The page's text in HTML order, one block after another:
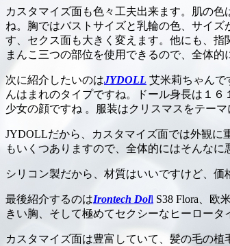
カスタマイズ面も色々工夫出来ます。肌の
ね。胸ではバストサイズと乳輪の色、サイズ
す、セクス面も大きく変えます。他にも、
まんこ三つの部位を使用できるので、全体
次に紹介したいのはJYDOLL 艾米莉ちゃんで
んはまれのタイプですね。ドール身長は１
少女の顔ですね 。服装はクリスマスをテー
JYDOLLだから、カスタマイズ面では外観に
もいくつありますので、全体的にはそんなに
シリコン製だから、材質はいいですけど、
最後紹介するのはIrontech Doll S38 Flora、欧
きい胸、そして極めてセクシーなヒーロー
カスタマイズ面は豊富していて、髪の毛の